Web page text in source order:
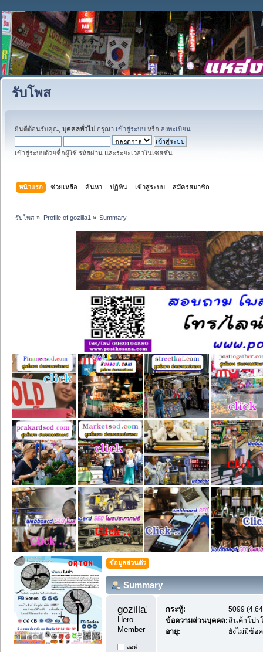
รับโพส
ยินดีต้อนรับคุณ, บุคคลทั่วไป กรุณา เข้าสู่ระบบ หรือ ลงทะเบียน
เข้าสู่ระบบด้วยชื่อผู้ใช้ รหัสผ่าน และระยะเวลาในเซสชั่น
หน้าแรก ช่วยเหลือ ค้นหา ปฏิทิน เข้าสู่ระบบ สมัครสมาชิก
รับโพส » Profile of gozilla1 » Summary
ข้อมูลส่วนตัว
Summary
Hero
Member
ออฟ
กระทู้:
5099
ข้อความส่วนบุคคล: สินค้าโปร
อายุ:
ยังไม่มีข้อ